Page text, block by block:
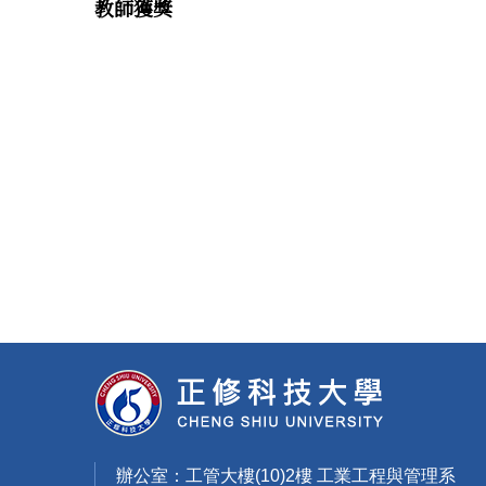
教師獲獎
辦公室：工管大樓(10)2樓 工業工程與管理系